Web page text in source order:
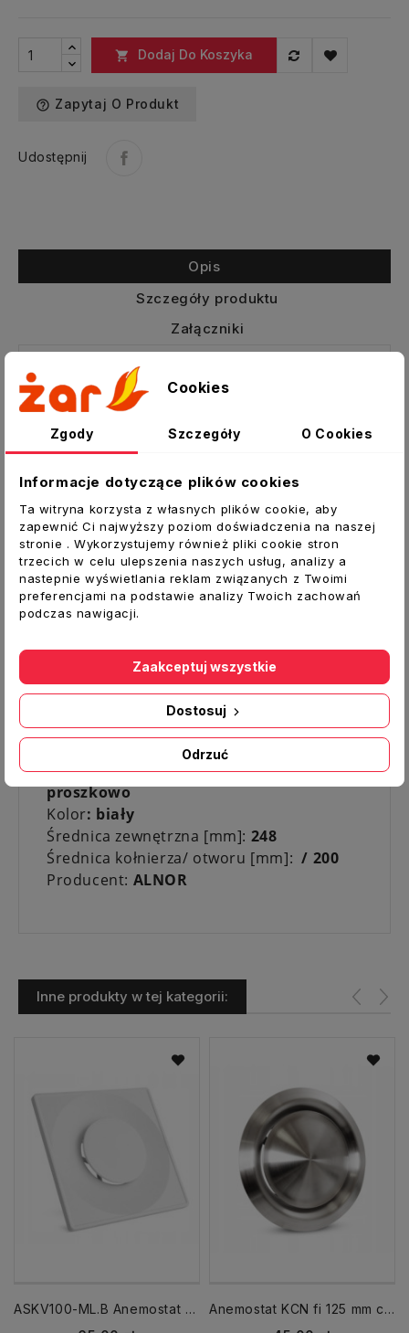
 Dodaj Do Koszyka
help_outline Zapytaj O Produkt
Udostępnij
Opis
Szczegóły produktu
Załączniki
Anemostat wywiewny metalowy
Wentylacyjny zawór wywiewny KW
przeznaczony jest do montażu w suficie,
ścianie lub bezpośrednio na kanale za
pomocą specjalnej ramki RM. Zawór KW
posiada płynną regulację wyciąganego
powietrza za pomocą obrotowego
środkowego dysku. Wybrana szczelina jest
ustalana za pomocą nakrętki blokującej.
Specjalne wykonanie konstrukcji zaworu
gwarantuje niski poziom hałasu oraz
zawory wywiewne dostarczane są z ramką
Dane techniczne:
Typ:Anemostat wyciągowy z ramką
Materiał:blacha stalowa malowana
proszkowo
Kolor: biały
Średnica zewnętrzna [mm]: 248
Średnica kołnierza/ otworu [mm]: / 200
Producent: ALNOR
Inne produkty w tej kategorii:
ASKV100-ML.B Anemostat kwadratowy fi 100 nawiewno-wywiewny biały
Anemostat KCN fi 125 mm chromoniklowy
Cookies
Zgody Szczegóły O Cookies
Informacje dotyczące plików cookies
Ta witryna korzysta z własnych plików cookie, aby
zapewnić Ci najwyższy poziom doświadczenia na naszej
stronie . Wykorzystujemy również pliki cookie stron
trzecich w celu ulepszenia naszych usług, analizy a
nastepnie wyświetlania reklam związanych z Twoimi
preferencjami na podstawie analizy Twoich zachowań
podczas nawigacji.
Odrzuć
Dostosuj
Zaakceptuj wszystkie